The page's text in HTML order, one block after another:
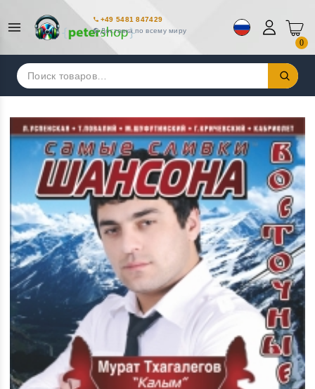
+49 5481 847429
Доставка по всему миру
0
Искать: